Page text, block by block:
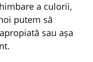
a culorii,
putem să
sau așa